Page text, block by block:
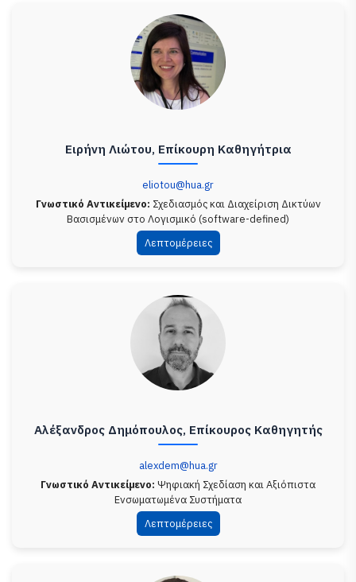
Ειρήνη Λιώτου, Επίκουρη Καθηγήτρια
eliotou@hua.gr
Γνωστικό Αντικείμενο: Σχεδιασμός και Διαχείριση Δικτύων
Βασισμένων στο Λογισμικό (software-defined)
Λεπτομέρειες
Αλέξανδρος Δημόπουλος, Επίκουρος Καθηγητής
alexdem@hua.gr
Γνωστικό Αντικείμενο: Ψηφιακή Σχεδίαση και Αξιόπιστα
Ενσωματωμένα Συστήματα
Λεπτομέρειες